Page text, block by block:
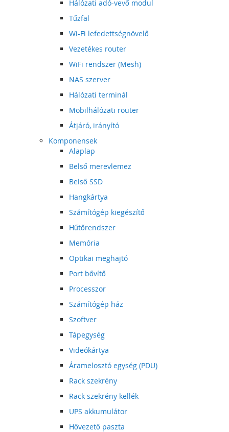
Hálózati adó-vevő modul
Tűzfal
Wi-Fi lefedettségnövelő
Vezetékes router
WiFi rendszer (Mesh)
NAS szerver
Hálózati terminál
Mobilhálózati router
Átjáró, irányító
Komponensek
Alaplap
Belső merevlemez
Belső SSD
Hangkártya
Számítógép kiegészítő
Hűtőrendszer
Memória
Optikai meghajtó
Port bővítő
Processzor
Számítógép ház
Szoftver
Tápegység
Videókártya
Áramelosztó egység (PDU)
Rack szekrény
Rack szekrény kellék
UPS akkumulátor
Hővezető paszta